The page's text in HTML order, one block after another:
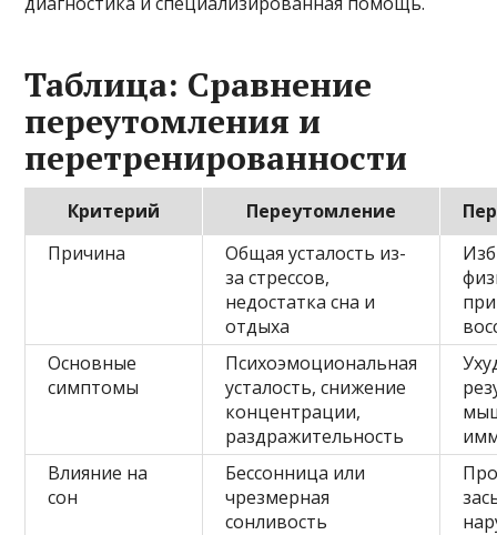
Таблица: Сравнение
переутомления и
перетренированности
Критерий Переутомление
Причина
Общая усталость из-
за стрессов,
недостатка сна и
отдыха
Основные
симптомы
Психоэмоциональная
усталость, снижение
концентрации,
раздражительность
Влияние на
сон
Бессонница или
чрезмерная
сонливость